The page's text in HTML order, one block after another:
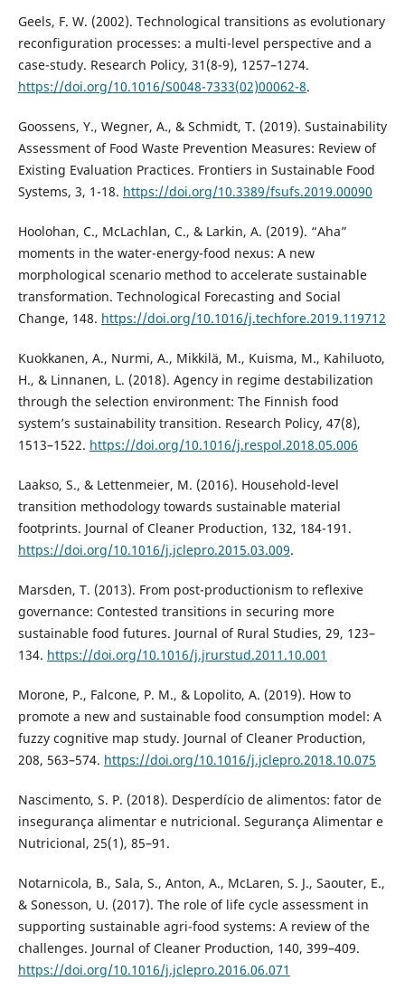
Geels, F. W. (2002). Technological transitions as evolutionary
reconfiguration processes: a multi-level perspective and a
case-study. Research Policy, 31(8-9), 1257–1274.
https://doi.org/10.1016/S0048-7333(02)00062-8.
Goossens, Y., Wegner, A., & Schmidt, T. (2019). Sustainability
Assessment of Food Waste Prevention Measures: Review of
Existing Evaluation Practices. Frontiers in Sustainable Food
Systems, 3, 1-18. https://doi.org/10.3389/fsufs.2019.00090
Hoolohan, C., McLachlan, C., & Larkin, A. (2019). “Aha”
moments in the water-energy-food nexus: A new
morphological scenario method to accelerate sustainable
transformation. Technological Forecasting and Social
Change, 148. https://doi.org/10.1016/j.techfore.2019.119712
Kuokkanen, A., Nurmi, A., Mikkilä, M., Kuisma, M., Kahiluoto,
H., & Linnanen, L. (2018). Agency in regime destabilization
through the selection environment: The Finnish food
system’s sustainability transition. Research Policy, 47(8),
1513–1522. https://doi.org/10.1016/j.respol.2018.05.006
Laakso, S., & Lettenmeier, M. (2016). Household-level
transition methodology towards sustainable material
footprints. Journal of Cleaner Production, 132, 184-191.
https://doi.org/10.1016/j.jclepro.2015.03.009.
Marsden, T. (2013). From post-productionism to reflexive
governance: Contested transitions in securing more
sustainable food futures. Journal of Rural Studies, 29, 123–
134. https://doi.org/10.1016/j.jrurstud.2011.10.001
Morone, P., Falcone, P. M., & Lopolito, A. (2019). How to
promote a new and sustainable food consumption model: A
fuzzy cognitive map study. Journal of Cleaner Production,
208, 563–574. https://doi.org/10.1016/j.jclepro.2018.10.075
Nascimento, S. P. (2018). Desperdício de alimentos: fator de
insegurança alimentar e nutricional. Segurança Alimentar e
Nutricional, 25(1), 85–91.
Notarnicola, B., Sala, S., Anton, A., McLaren, S. J., Saouter, E.,
& Sonesson, U. (2017). The role of life cycle assessment in
supporting sustainable agri-food systems: A review of the
challenges. Journal of Cleaner Production, 140, 399–409.
https://doi.org/10.1016/j.jclepro.2016.06.071